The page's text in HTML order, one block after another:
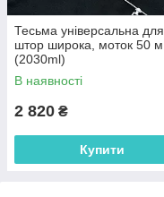
Тесьма універсальна для
штор широка, моток 50 м
(2030ml)
В наявності
2 820 ₴
Купити